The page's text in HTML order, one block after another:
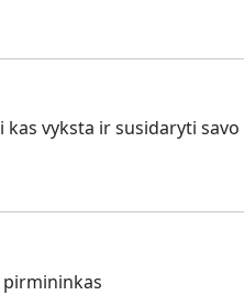
vyksta ir susidaryti
pirmininkas